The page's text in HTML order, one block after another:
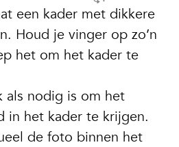
een kader met dikkere
Houd je vinger op zo’n
het om het kader te
als nodig is om het
in het kader te krijgen.
de foto binnen het